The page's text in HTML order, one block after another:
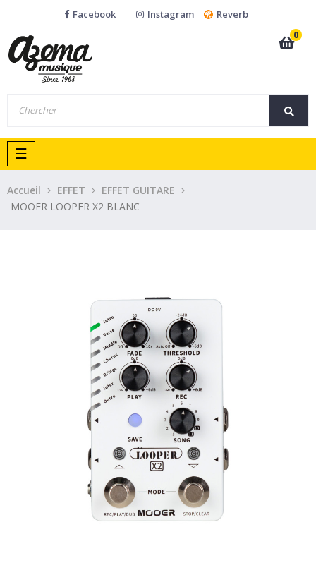
Facebook Instagram
Reverb
0
Basculer
la
navigation
☰
Accueil EFFET
EFFET GUITARE
MOOER LOOPER X2 BLANC